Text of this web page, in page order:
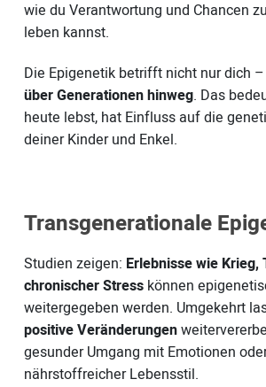
wie du Verantwortung und Chancen
leben kannst.
Die Epigenetik betrifft nicht nur dich
über Generationen hinweg. Das
heute lebst, hat Einfluss auf die
deiner Kinder und Enkel.
Transgenerationale
Studien zeigen: Erlebnisse wie Krieg,
chronischer Stresskönnen
weitergegeben werden. Umgekehrt
positive Veränderungen
gesunder Umgang mit Emotionen
nährstoffreicher Lebensstil.